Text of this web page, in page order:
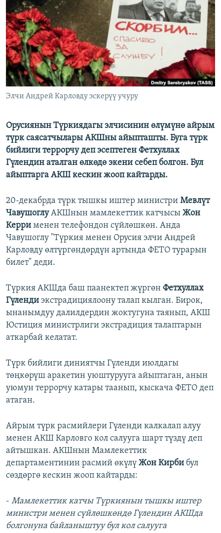
ЭЖЕ-СИҢДИЛЕР
АЗАТТЫК+
ЫҢГАЙСЫЗ СУРООЛОР
ОНЛАЙН ШЕРИНЕ
ЭЕ/АРнун бардык сайттары
Элчи Андрей Карловду эскерүү учуру
Орусиянын Түркиядагы элчисинин өлүмүнө айрым
түрк саясатчылары АКШны айыпташты. Буга түрк
бийлиги террорчу деп эсептеген Фетхуллах
Гүлендин аталган өлкөдө экени себеп болгон. Бул
айыптарга АКШ кескин жооп кайтарды.
20-декабрда түрк тышкы иштер министри Мевлүт
ЧавушоглуАКШнын мамлекеттик катчысы Жон
Керри менен телефондон сүйлөшкөн. Анда
Чавушоглу "Түркия менен Орусия элчи Андрей
Карловду өлтүргөндөрдүн артында ФЕТО турарын
билет" деди.
Түркия АКШда баш паанектеп жүргөн Фетхуллах
Гүленди экстрадициялоону талап кылган. Бирок,
ынанымдуу далилдердин жоктугуна таянып, АКШ
Юстиция министрлиги экстрадиция талаптарын
аткарбай келатат.
Түрк бийлиги диниятчы Гүленди июлдагы
төңкөрүш аракетин уюштурууга айыптаган, анын
уюмун террорчу катары таанып, кыскача ФЕТО деп
атаган.
Айрым түрк расмийлери Гүленди калкалап алуу
менен АКШ Карловго кол салууга шарт түздү деп
айтышкан. АКШнын Мамлекеттик
департаментинин расмий өкүлү Жон Кирби бул
сөздөргө кескин жооп кайтарды:
- Мамлекеттик катчы Түркиянын тышкы иштер
министри менен сүйлөшкөндө Гүлендин АКШда
болгонуна байланыштуу бул кол салууга